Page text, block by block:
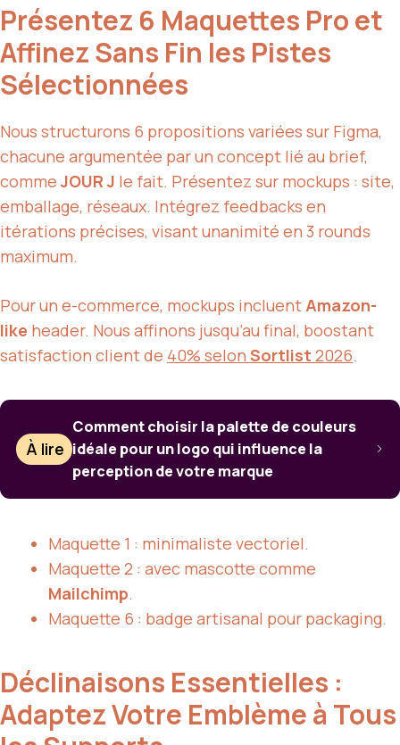
Présentez 6 Maquettes Pro et
Affinez Sans Fin les Pistes
Sélectionnées
Nous structurons 6 propositions variées sur Figma,
chacune argumentée par un concept lié au brief,
commeJOUR J le fait. Présentez sur mockups : site,
emballage, réseaux. Intégrez feedbacks en
itérations précises, visant unanimité en 3 rounds
maximum.
Pour un e-commerce, mockups incluent Amazon-
like header. Nous affinons jusqu’au final, boostant
satisfaction client de 40% selon Sortlist 2026.
À lire
Comment choisir la palette de couleurs
idéale pour un logo qui influence la
perception de votre marque
Maquette 1 : minimaliste vectoriel.
Maquette 2 : avec mascotte comme
Mailchimp.
Maquette 6 : badge artisanal pour packaging.
Déclinaisons Essentielles :
Adaptez Votre Emblème à Tous